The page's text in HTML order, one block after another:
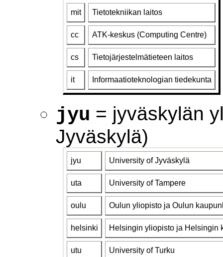
mit Tietotekniikan laitos
cc ATK-keskus (Computing Centre)
cs Tietojärjestelmätieteen laitos
it Informaatioteknologian tiedekunta
jyu = jyväskylän
Jyväskylä)
jyu University of Jyväskylä
uta University of Tampere
oulu Oulun yliopisto ja Oulun
helsinki Helsingin yliopisto ja Helsingin
utu University of Turku